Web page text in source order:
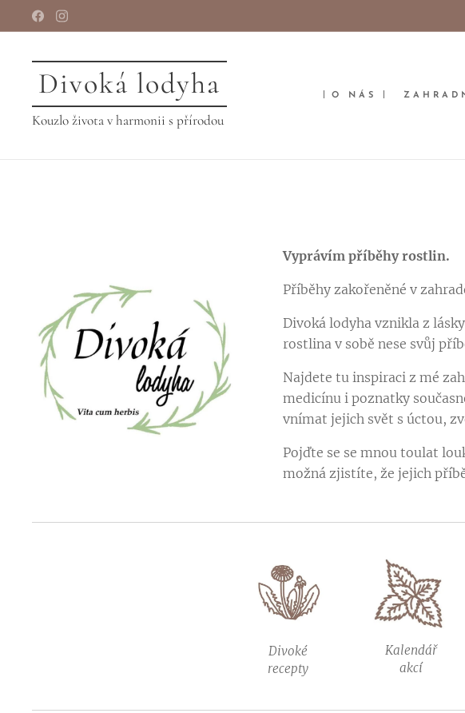
Divoká lodyha
Kouzlo života v harmonii s přírodou
O NÁS
Vyprávím příběhy rostlin.
Příběhy zakořeněné v
Divoká lodyha vznikla z
rostlina v sobě nese svůj
Najdete tu inspiraci z mé
medicínu i poznatky
vnímat jejich svět s úctou,
Pojďte se se mnou toulat
možná zjistíte, že jejich
Divoké
recepty
Kalendář
akcí